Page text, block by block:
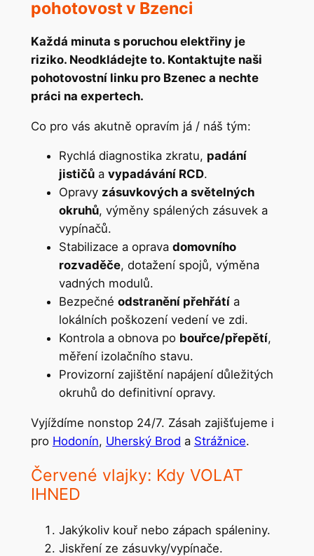
pohotovost v Bzenci
Každá minuta s poruchou elektřiny je
riziko. Neodkládejte to. Kontaktujte naši
pohotovostní linku pro Bzenec a nechte
práci na expertech.
Co pro vás akutně opravím já / náš tým:
Rychlá diagnostika zkratu, padání
jističůa vypadávání RCD.
Opravy zásuvkových a světelných
okruhů, výměny spálených zásuvek a
vypínačů.
Stabilizace a oprava domovního
rozvaděče, dotažení spojů, výměna
vadných modulů.
Bezpečné odstranění přehřátía
lokálních poškození vedení ve zdi.
Kontrola a obnova po bouřce/přepětí,
měření izolačního stavu.
Provizorní zajištění napájení důležitých
okruhů do definitivní opravy.
Vyjíždíme nonstop 24/7. Zásah zajišťujeme i
pro Hodonín, Uherský Brod a Strážnice.
Červené vlajky: Kdy VOLAT
IHNED
Jakýkoliv kouř nebo zápach spáleniny.
Jiskření ze zásuvky/vypínače.